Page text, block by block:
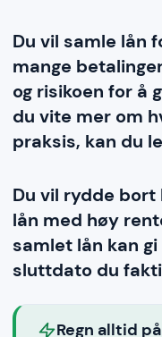
Du vil samle lån
mange
og risikoen for å
du vite mer om
praksis, kan du
Du vil rydde
lån med høy
samlet lån kan
sluttdato du
Regn alltid